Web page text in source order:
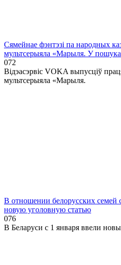
Сямейнае фэнтэзі па народных
мультсерыяла «Марыля. У
072
Відэасэрвіс VOKA выпусціў
мультсерыяла «Марыля.
В отношении белорусских семей
новую уголовную статью
076
В Беларуси с 1 января ввели